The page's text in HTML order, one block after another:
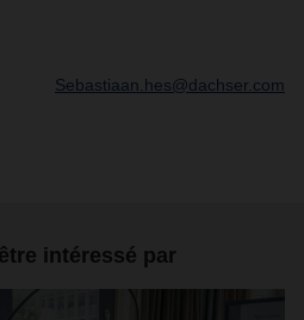
Sebastiaan.hes@dachser.com
intéressé par